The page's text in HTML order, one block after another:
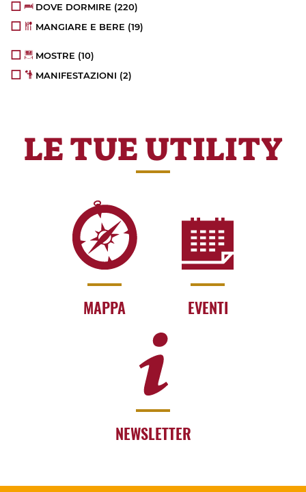
DOVE DORMIRE (220)
MANGIARE E BERE (19)
MOSTRE (10)
MANIFESTAZIONI (2)
LE TUE UTILITY
MAPPA EVENTI
NEWSLETTER